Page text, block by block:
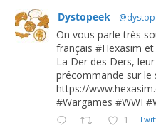
Dystopeek
On vous parle très
français #Hexasim
La Der des Ders,
précommande sur le
https://
#Wargames #WWI
1